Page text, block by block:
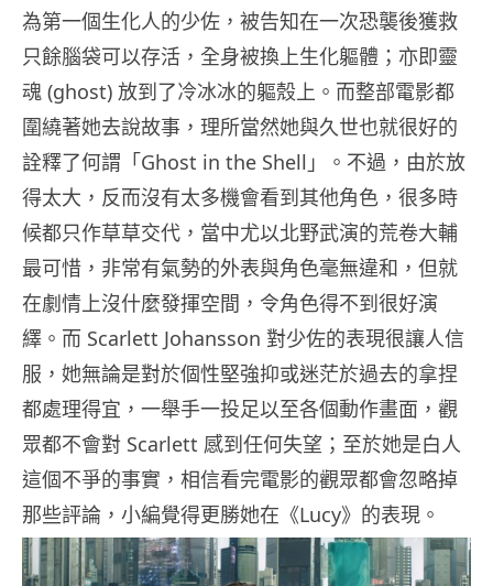
為第一個生化人的少佐，被告知在一次恐襲後獲救
只餘腦袋可以存活，全身被換上生化軀體；亦即靈
魂 (ghost) 放到了冷冰冰的軀殼上。而整部電影都
圍繞著她去說故事，理所當然她與久世也就很好的
詮釋了何謂「Ghost in the Shell」。不過，由於放
得太大，反而沒有太多機會看到其他角色，很多時
候都只作草草交代，當中尤以北野武演的荒卷大輔
最可惜，非常有氣勢的外表與角色毫無違和，但就
在劇情上沒什麼發揮空間，令角色得不到很好演
繹。而 Scarlett Johansson 對少佐的表現很讓人信
服，她無論是對於個性堅強抑或迷茫於過去的拿捏
都處理得宜，一舉手一投足以至各個動作畫面，觀
眾都不會對 Scarlett 感到任何失望；至於她是白人
這個不爭的事實，相信看完電影的觀眾都會忽略掉
那些評論，小編覺得更勝她在《Lucy》的表現。